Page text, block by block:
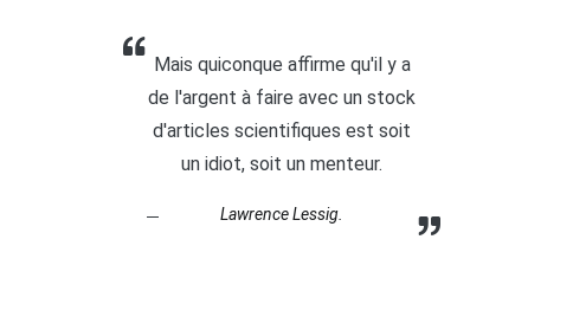
Mais quiconque affirme qu'il y a
de l'argent à faire avec un stock
d'articles scientifiques est soit
un idiot, soit un menteur.
Lawrence Lessig.